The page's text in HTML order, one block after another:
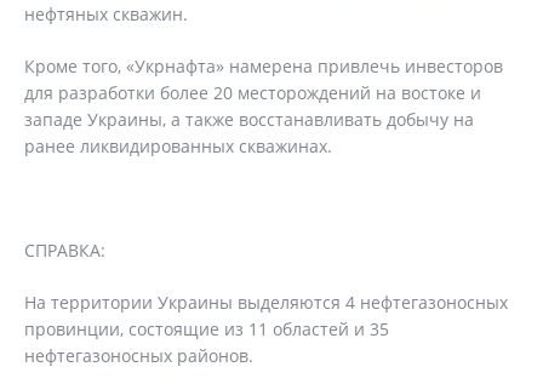
нефтяных скважин.
Кроме того, «Укрнафта» намерена привлечь инвесторов
для разработки более 20 месторождений на востоке и
западе Украины, а также восстанавливать добычу на
ранее ликвидированных скважинах.
СПРАВКА:
На территории Украины выделяются 4 нефтегазоносных
провинции, состоящие из 11 областей и 35
нефтегазоносных районов.